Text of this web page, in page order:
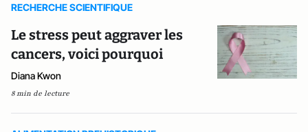
RECHERCHE SCIENTIFIQUE
Le stress peut aggraver les
cancers, voici pourquoi
Diana Kwon
8 min de lecture